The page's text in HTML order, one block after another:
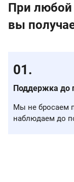
При любой
вы
Поддержка до
Мы не бросаем
наблюдаем до